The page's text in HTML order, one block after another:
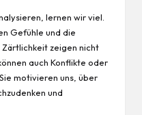
lernen wir viel.
Gefühle und die
Zärtlichkeit zeigen nicht
auch Konflikte oder
motivieren uns, über
und